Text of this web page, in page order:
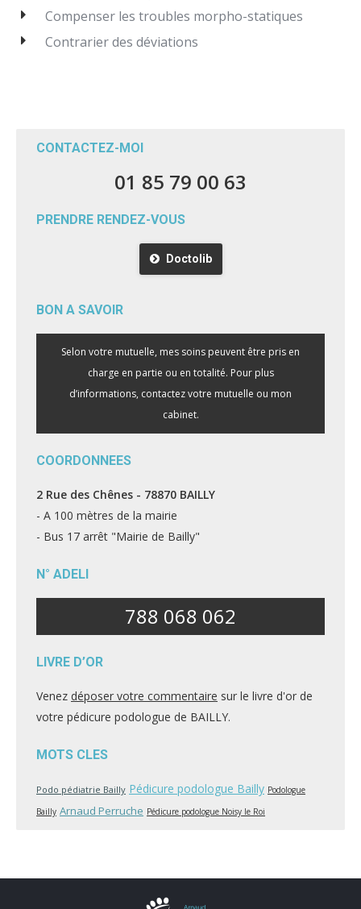
Compenser les troubles morpho-statiques
Contrarier des déviations
CONTACTEZ-MOI
01 85 79 00 63
PRENDRE RENDEZ-VOUS
Doctolib
BON A SAVOIR
Selon votre mutuelle, mes soins peuvent être pris en
charge en partie ou en totalité. Pour plus
d’informations, contactez votre mutuelle ou mon
cabinet.
COORDONNEES
2 Rue des Chênes - 78870 BAILLY
- A 100 mètres de la mairie
- Bus 17 arrêt "Mairie de Bailly"
N° ADELI
788 068 062
LIVRE D’OR
Venez déposer votre commentaire sur le livre d'or de
votre pédicure podologue de BAILLY.
MOTS CLES
Podo pédiatrie Bailly Pédicure podologue Bailly Podologue
Bailly Arnaud Perruche Pédicure podologue Noisy le Roi